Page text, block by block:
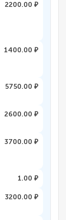
2200.00 ₽
1400.00 ₽
5750.00 ₽
2600.00 ₽
3700.00 ₽
1.00 ₽
3200.00 ₽